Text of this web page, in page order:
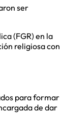
ser
(FGR) en la
religiosa con
para formar
de dar